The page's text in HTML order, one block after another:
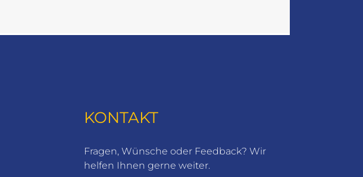
KONTAKT
Fragen, Wünsche oder Feedback? Wir
helfen Ihnen gerne weiter.